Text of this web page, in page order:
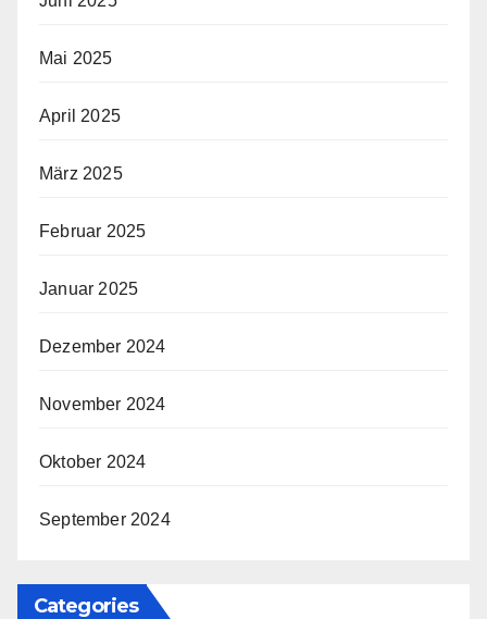
Mai 2025
April 2025
März 2025
Februar 2025
Januar 2025
Dezember 2024
November 2024
Oktober 2024
September 2024
Categories